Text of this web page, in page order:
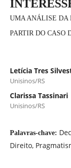
UMA ANÁLISE DA
PARTIR DO CASO
Letícia Tres
Unisinos/RS
Clarissa Tassinari
Unisinos/RS
Palavras-chave:
Direito,